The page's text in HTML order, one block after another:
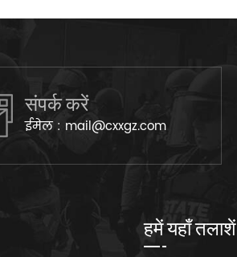
संपर्क करें
ईमेल : mail@cxxgz.com
हमें यहाँ तलाशें